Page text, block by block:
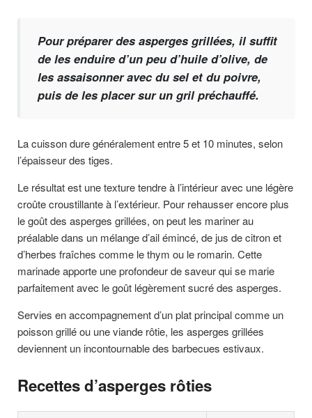
Pour préparer des asperges grillées, il suffit
de les enduire d’un peu d’huile d’olive, de
les assaisonner avec du sel et du poivre,
puis de les placer sur un gril préchauffé.
La cuisson dure généralement entre 5 et 10 minutes, selon
l’épaisseur des tiges.
Le résultat est une texture tendre à l’intérieur avec une légère
croûte croustillante à l’extérieur. Pour rehausser encore plus
le goût des asperges grillées, on peut les mariner au
préalable dans un mélange d’ail émincé, de jus de citron et
d’herbes fraîches comme le thym ou le romarin. Cette
marinade apporte une profondeur de saveur qui se marie
parfaitement avec le goût légèrement sucré des asperges.
Servies en accompagnement d’un plat principal comme un
poisson grillé ou une viande rôtie, les asperges grillées
deviennent un incontournable des barbecues estivaux.
Recettes d’asperges rôties